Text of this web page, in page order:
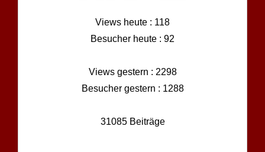
Views heute : 118
Besucher heute : 92
Views gestern : 2298
Besucher gestern : 1288
31085 Beiträge